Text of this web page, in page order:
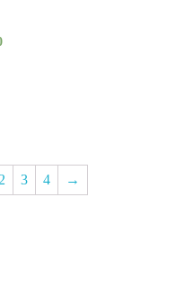
2 3 4 →